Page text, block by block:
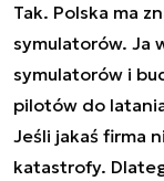
Tak. Polska ma
symulatorów. Ja
symulatorów i
pilotów do
Jeśli jakaś firma
katastrofy.